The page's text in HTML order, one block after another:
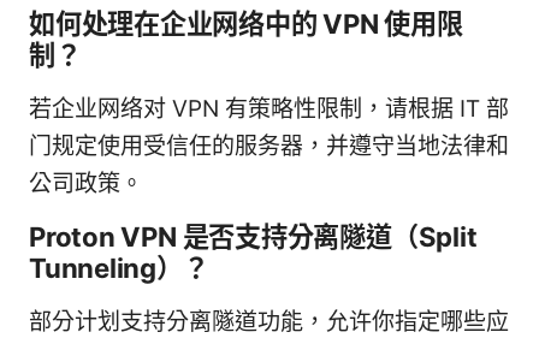
如何处理在企业网络中的 VPN 使用限
制？
若企业网络对 VPN 有策略性限制，请根据 IT 部
门规定使用受信任的服务器，并遵守当地法律和
公司政策。
Proton VPN 是否支持分离隧道（Split
Tunneling）？
部分计划支持分离隧道功能，允许你指定哪些应